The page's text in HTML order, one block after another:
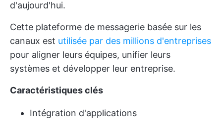
d'aujourd'hui.
Cette plateforme de messagerie basée sur les
canaux est utilisée par des millions d'entreprises
pour aligner leurs équipes, unifier leurs
systèmes et développer leur entreprise.
Caractéristiques clés
Intégration d'applications